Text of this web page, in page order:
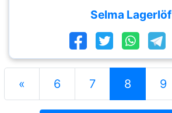
Selma Lagerlöf
« 6 7 8 9